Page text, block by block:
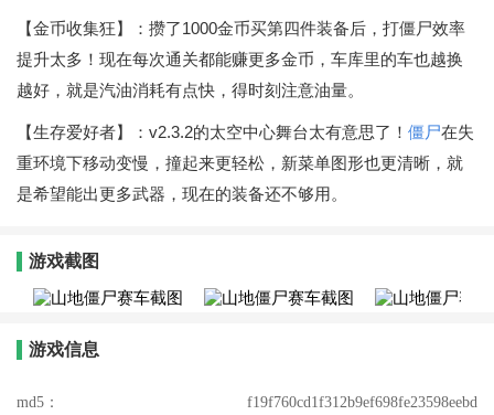
【金币收集狂】：攒了1000金币买第四件装备后，打僵尸效率
提升太多！现在每次通关都能赚更多金币，车库里的车也越换
越好，就是汽油消耗有点快，得时刻注意油量。
【生存爱好者】：v2.3.2的太空中心舞台太有意思了！ 僵尸在失
重环境下移动变慢，撞起来更轻松，新菜单图形也更清晰，就
是希望能出更多武器，现在的装备还不够用。
游戏截图
游戏信息
md5： f19f760cd1f312b9ef698fe23598eebd